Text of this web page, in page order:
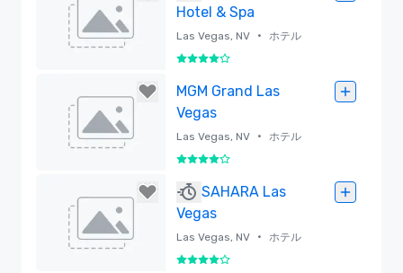
Hotel & Spa
Las Vegas, NV • ホテル
5 中の 4
MGM Grand Las
Vegas
Las Vegas, NV • ホテル
5 中の 4
SAHARA Las
Vegas
Las Vegas, NV • ホテル
5 中の 4